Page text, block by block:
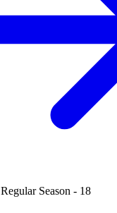
Regular Season - 18